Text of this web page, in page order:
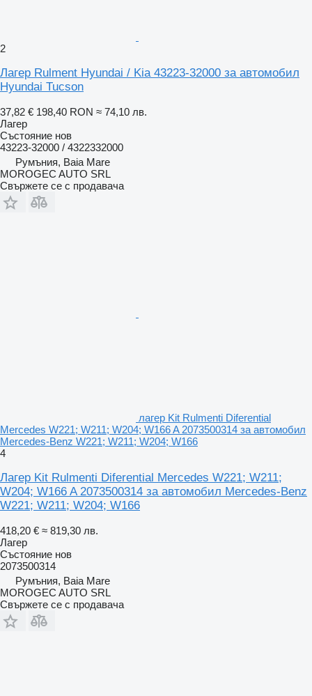
2
Лагер Rulment Hyundai / Kia 43223-32000 за автомобил
Hyundai Tucson
37,82 € 198,40 RON ≈ 74,10 лв.
Лагер
Състояние нов
43223-32000 / 4322332000
Румъния, Baia Mare
MOROGEC AUTO SRL
Свържете се с продавача
лагер Kit Rulmenti Diferential
Mercedes W221; W211; W204; W166 A 2073500314 за автомобил
Mercedes-Benz W221; W211; W204; W166
4
Лагер Kit Rulmenti Diferential Mercedes W221; W211;
W204; W166 A 2073500314 за автомобил Mercedes-Benz
W221; W211; W204; W166
418,20 € ≈ 819,30 лв.
Лагер
Състояние нов
2073500314
Румъния, Baia Mare
MOROGEC AUTO SRL
Свържете се с продавача